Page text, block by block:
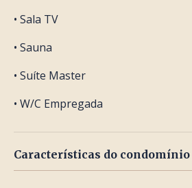
• Sala TV
• Sauna
• Suíte Master
• W/C Empregada
Características do condomínio